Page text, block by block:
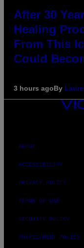
After 30
Healing
From This
Could
3 hours agoBy
VICE
MEDIA
ABOUT
ACCESSIBILITY
PRIVACY POLICY
TERMS OF USE
SECURITY POLICY
FULFILLMENT POLICY